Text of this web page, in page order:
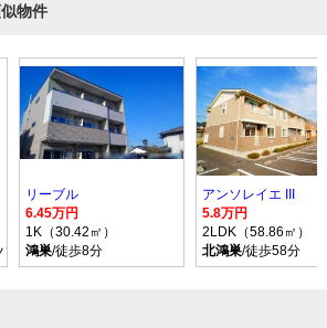
物件
ス乗車時間34分 停歩5分
リーブル
6.45万円
1K（30.42㎡）
鴻巣/徒歩8分
アンソレイエ III
5.8万円
2LDK（58.86㎡）
北鴻巣/徒歩58分